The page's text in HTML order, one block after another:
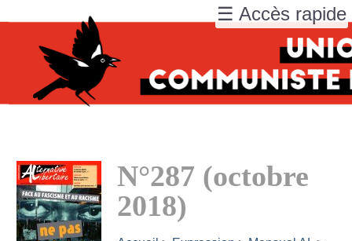
N°287 (octobre
2018)
☰ Accès rapide